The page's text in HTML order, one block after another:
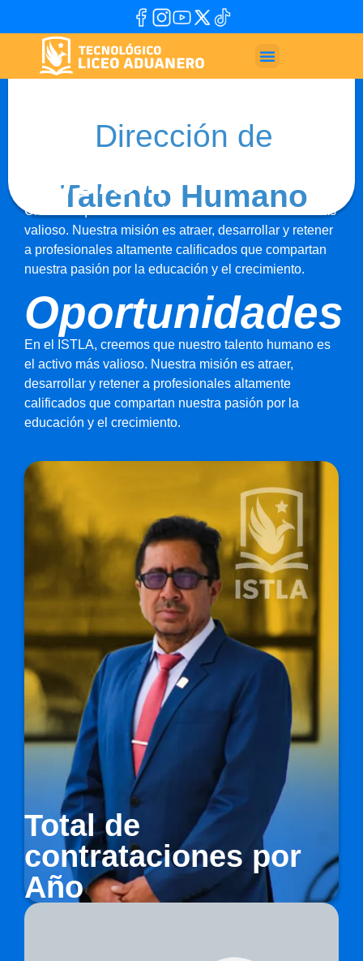
Dirección de
Talento Humano
Misión
Creemos que nuestro talento humano es el activo más
valioso. Nuestra misión es atraer, desarrollar y retener
a profesionales altamente calificados que compartan
nuestra pasión por la educación y el crecimiento.
Oportunidades
En el ISTLA, creemos que nuestro talento humano es
el activo más valioso. Nuestra misión es atraer,
desarrollar y retener a profesionales altamente
calificados que compartan nuestra pasión por la
educación y el crecimiento.
Total de
contrataciones por
Año